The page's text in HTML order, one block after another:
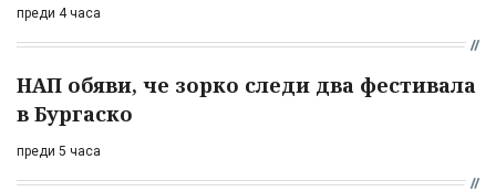
преди 4 часа
НАП обяви, че зорко следи два фестивала
в Бургаско
преди 5 часа